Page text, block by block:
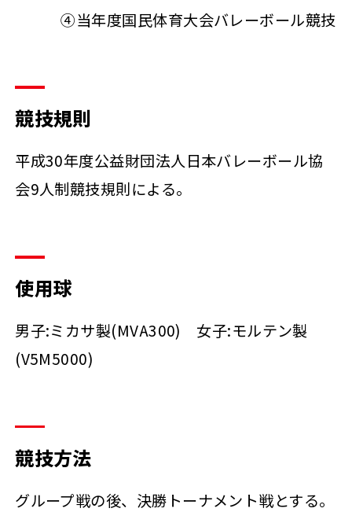
④当年度国民体育大会バレーボール競技
競技規則
平成30年度公益財団法人日本バレーボール協
会9人制競技規則による。
使用球
男子:ミカサ製(MVA300) 女子:モルテン製
(V5M5000)
競技方法
グループ戦の後、決勝トーナメント戦とする。